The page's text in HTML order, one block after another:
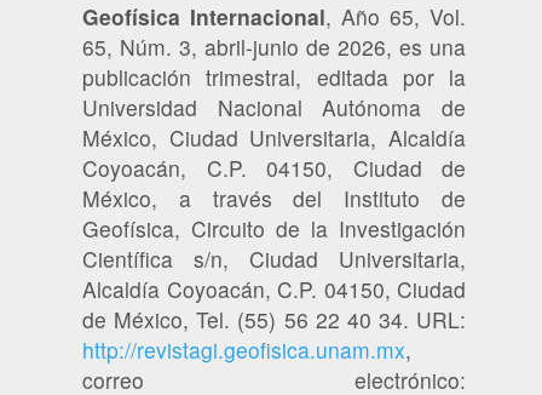
Geofísica Internacional, Año 65, Vol.
65, Núm. 3, abril-junio de 2026, es una
publicación trimestral, editada por la
Universidad Nacional Autónoma de
México, Ciudad Universitaria, Alcaldía
Coyoacán, C.P. 04150, Ciudad de
México, a través del Instituto de
Geofísica, Circuito de la Investigación
Científica s/n, Ciudad Universitaria,
Alcaldía Coyoacán, C.P. 04150, Ciudad
de México, Tel. (55) 56 22 40 34. URL:
http://revistagi.geofisica.unam.mx,
correo electrónico: